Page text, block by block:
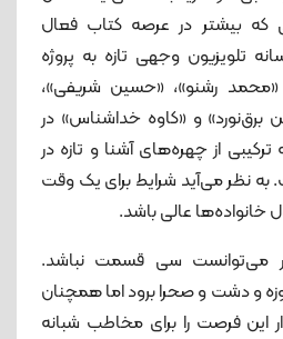
که بیشتر در عرصه کتاب فعال
تلویزیون وجهی تازه به پروژه
رشنو»، «حسین شریفی»،
برق‌نورد» و «کاوه خداشناس» در
از چهره‌های آشنا و تازه در
به نظر می‌آید شرایط برای یک وقت
می‌توانست سی قسمت نباشد.
و دشت و صحرا برود اما همچنان
این فرصت را برای مخاطب شبانه